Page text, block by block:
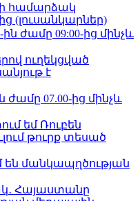
համարձակ
(լուսանկարներ)
ժամը 09:00-ից մինչև
ուղեկցված
է
ժամը 07.00-ից մինչև
եմ Ռուբեն
թուրք տեսած
են մանկապղծության
Հայաստանը